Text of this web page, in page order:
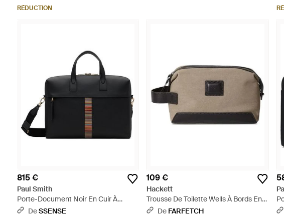
RÉDUCTION
815 €
Paul Smith
Porte-Document Noir En Cuir À
Rayures Emblématiques - Noir
DeSSENSE
109 €
Hackett
Trousse De Toilette Wells À Bords En
Cuir - Gris
De FARFETCH